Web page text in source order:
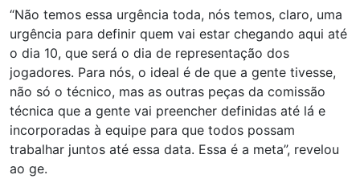
“Não temos essa urgência toda, nós temos, claro, uma
urgência para definir quem vai estar chegando aqui até
o dia 10, que será o dia de representação dos
jogadores. Para nós, o ideal é de que a gente tivesse,
não só o técnico, mas as outras peças da comissão
técnica que a gente vai preencher definidas até lá e
incorporadas à equipe para que todos possam
trabalhar juntos até essa data. Essa é a meta”, revelou
ao ge.